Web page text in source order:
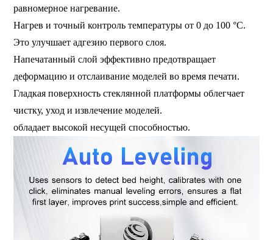
равномерное нагревание.
Нагрев и точный контроль температуры от 0 до 100 °C.
Это улучшает адгезию первого слоя.
Напечатанный слой эффективно предотвращает
деформацию и отслаивание моделей во время печати.
Гладкая поверхность стеклянной платформы облегчает
чистку, уход и извлечение моделей.
обладает высокой несущей способностью.